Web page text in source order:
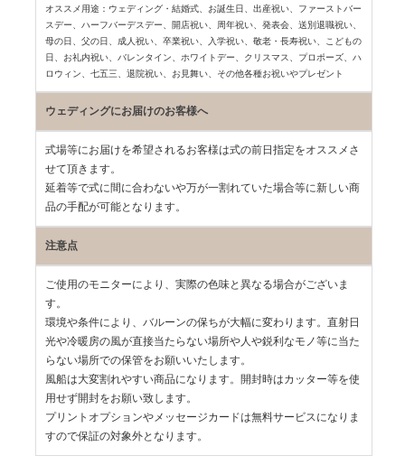
オススメ用途：ウェディング・結婚式、お誕生日、出産祝い、ファーストバー
スデー、ハーフバーデスデー、開店祝い、周年祝い、発表会、送別退職祝い、
母の日、父の日、 成人祝い、卒業祝い、入学祝い、敬老・長寿祝い、こどもの
日、お礼内祝い、バレンタイン、ホワイトデー、クリスマス、プロポーズ、ハ
ロウィン、七五三、退院祝い、お見舞い、その他各種お祝いやプレゼント
ウェディングにお届けのお客様へ
式場等にお届けを希望されるお客様は式の前日指定をオススメさ
せて頂きます。
延着等で式に間に合わないや万が一割れていた場合等に新しい商
品の手配が可能となります。
注意点
ご使用のモニターにより、実際の色味と異なる場合がございま
す。
環境や条件により、バルーンの保ちが大幅に変わります。直射日
光や冷暖房の風が直接当たらない場所や人や鋭利なモノ等に当た
らない場所での保管をお願いいたします。
風船は大変割れやすい商品になります。開封時はカッター等を使
用せず開封をお願い致します。
プリントオプションやメッセージカードは無料サービスになりま
すので保証の対象外となります。